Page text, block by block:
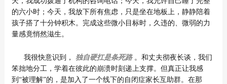
的六小时；今天，我放下所有焦虑，只是坐在地板上，静静陪着
孩子搭了十分钟积木。完成这些微小目标时，久违的、微弱的力
量感竟悄然滋生。
我很快意识到， 独自硬扛是条死路 。和丈夫彻夜长谈，我们
笨拙地分工，学着在彼此的崩溃时刻递上支撑。但真正让我感
到“被理解”的，是加入了一个线下的自闭症家长互助群。在那